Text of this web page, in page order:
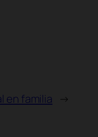
en familia →